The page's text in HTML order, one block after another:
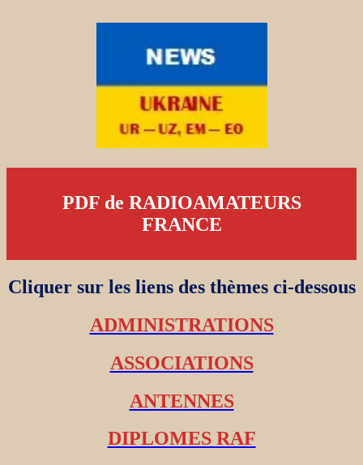
PDF de RADIOAMATEURS
FRANCE
Cliquer sur les liens des thèmes ci-dessous
ADMINISTRATIONS
ASSOCIATIONS
ANTENNES
DIPLOMES RAF